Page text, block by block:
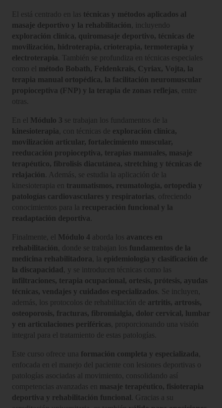
El está centrado en las técnicas y métodos aplicados al
masaje deportivo y la rehabilitación , incluyendo
exploración clínica, quiromasaje deportivo, técnicas de
movilización, hidroterapia, crioterapia, termoterapia y
electroterapia . También se profundiza en técnicas especiales
como el método Bobath, Feldenkrais, Cyriax, Vojta, la
terapia manual ortopédica, la facilitación neuromuscular
propioceptiva (FNP) y la terapia de zonas reflejas , entre
otras.
En el Módulo 3 se trabajan los fundamentos de la
kinesioterapia , con técnicas de exploración clínica,
movilización articular, fortalecimiento muscular,
reeducación propioceptiva, terapias manuales, masaje
terapéutico, fibrolisis diacutánea, stretching y técnicas de
relajación . Además, se estudia la aplicación de la
kinesioterapia en traumatismos, reumatología, ortopedia y
patologías cardiovasculares y respiratorias , ofreciendo
conocimientos para la recuperación funcional y la
readaptación deportiva
Finalmente, el Módulo 4 aborda los avances en
rehabilitación , donde se trabajan los fundamentos de la
medicina rehabilitadora , la epidemiología y clasificación de
la discapacidad , y se introducen técnicas como las
infiltraciones, terapia ocupacional, ortesis, prótesis, ayudas
técnicas, vendajes y cuidados especializados . Se incluyen,
además, los protocolos de rehabilitación de artritis, artrosis,
osteoporosis, fracturas, fibromialgia, dolor cervical, lumbar
y en articulaciones periféricas , proporcionando una visión
integral para el tratamiento de estas patologías.
Este curso ofrece una formación completa y especializada
enfocada en el manejo del paciente con lesiones deportivas o
patologías asociadas al movimiento, consolidando así
competencias avanzadas en masaje terapéutico, fisioterapia
deportiva y rehabilitación funcional . Gracias a su